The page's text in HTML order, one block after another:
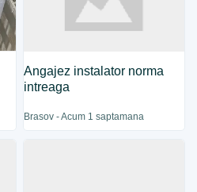
Angajez instalator norma
intreaga
Brasov - Acum 1 saptamana